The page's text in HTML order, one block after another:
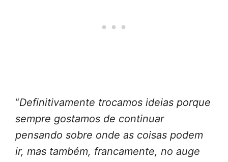
“Definitivamente trocamos ideias porque
sempre gostamos de continuar
pensando sobre onde as coisas podem
ir, mas também, francamente, no auge